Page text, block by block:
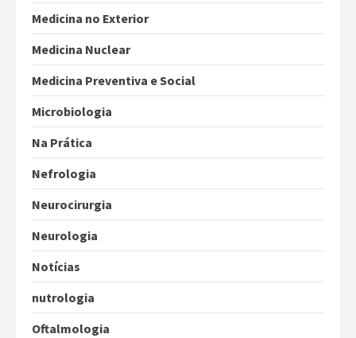
Medicina no Exterior
Medicina Nuclear
Medicina Preventiva e Social
Microbiologia
Na Prática
Nefrologia
Neurocirurgia
Neurologia
Notícias
nutrologia
Oftalmologia